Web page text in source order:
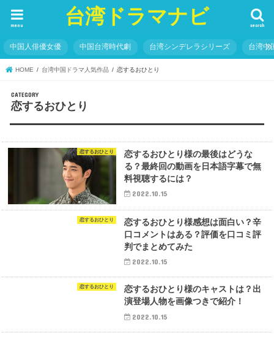
台湾ドラマナビ search
menu
中国人俳優女優 中国台湾時代劇 台湾シンデレラシリーズ 台湾中
HOME 台湾中国ドラマ人気作品 恋するおひとり
恋するおひとり
恋するおひとり
恋するおひとり様の最後はどうな
る？最終回の動画を日本語字幕で無
料視聴するには？
2022.10.15
恋するおひとり
恋するおひとり様感想は面白い？辛
口コメントはある？評価を口コミ評
判でまとめてみた
2022.10.15
恋するおひとり
恋するおひとり様のキャストは？出
演登場人物を画像つきで紹介！
2022.10.15